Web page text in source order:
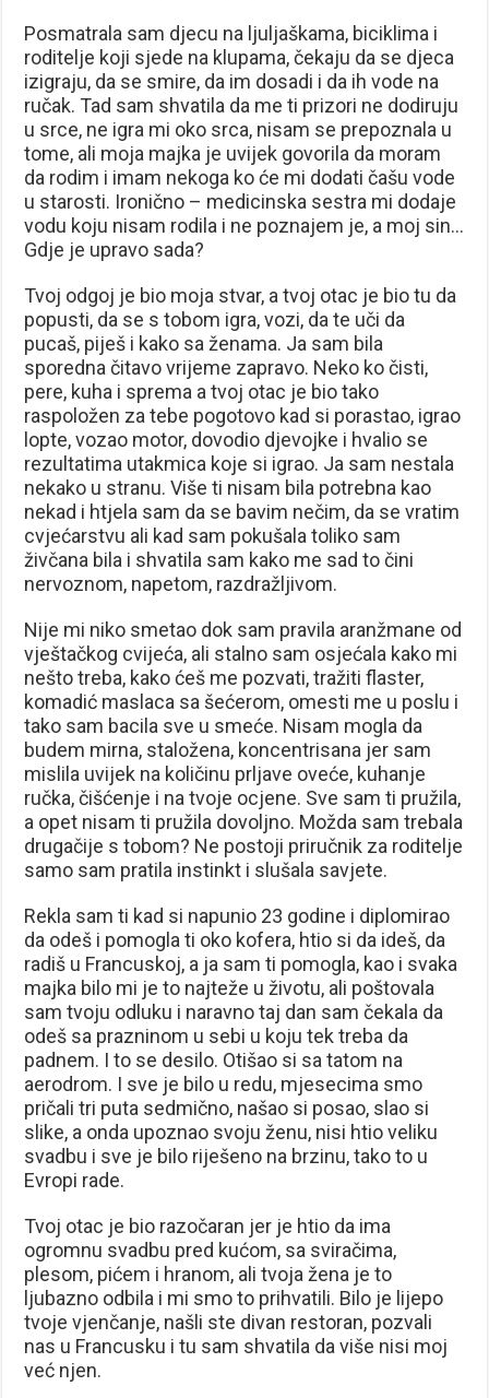
Posmatrala sam djecu na ljuljaškama, biciklima i
roditelje koji sjede na klupama, čekaju da se djeca
izigraju, da se smire, da im dosadi i da ih vode na
ručak. Tad sam shvatila da me ti prizori ne dodiruju
u srce, ne igra mi oko srca, nisam se prepoznala u
tome, ali moja majka je uvijek govorila da moram
da rodim i imam nekoga ko će mi dodati čašu vode
u starosti. Ironično – medicinska sestra mi dodaje
vodu koju nisam rodila i ne poznajem je, a moj sin…
Gdje je upravo sada?
Tvoj odgoj je bio moja stvar, a tvoj otac je bio tu da
popusti, da se s tobom igra, vozi, da te uči da
pucaš, piješ i kako sa ženama. Ja sam bila
sporedna čitavo vrijeme zapravo. Neko ko čisti,
pere, kuha i sprema a tvoj otac je bio tako
raspoložen za tebe pogotovo kad si porastao, igrao
lopte, vozao motor, dovodio djevojke i hvalio se
rezultatima utakmica koje si igrao. Ja sam nestala
nekako u stranu. Više ti nisam bila potrebna kao
nekad i htjela sam da se bavim nečim, da se vratim
cvjećarstvu ali kad sam pokušala toliko sam
živčana bila i shvatila sam kako me sad to čini
nervoznom, napetom, razdražljivom.
Nije mi niko smetao dok sam pravila aranžmane od
vještačkog cvijeća, ali stalno sam osjećala kako mi
nešto treba, kako ćeš me pozvati, tražiti flaster,
komadić maslaca sa šećerom, omesti me u poslu i
tako sam bacila sve u smeće. Nisam mogla da
budem mirna, staložena, koncentrisana jer sam
mislila uvijek na količinu prljave oveće, kuhanje
ručka, čišćenje i na tvoje ocjene. Sve sam ti pružila,
a opet nisam ti pružila dovoljno. Možda sam trebala
drugačije s tobom? Ne postoji priručnik za roditelje
samo sam pratila instinkt i slušala savjete.
Rekla sam ti kad si napunio 23 godine i diplomirao
da odeš i pomogla ti oko kofera, htio si da ideš, da
radiš u Francuskoj, a ja sam ti pomogla, kao i svaka
majka bilo mi je to najteže u životu, ali poštovala
sam tvoju odluku i naravno taj dan sam čekala da
odeš sa prazninom u sebi u koju tek treba da
padnem. I to se desilo. Otišao si sa tatom na
aerodrom. I sve je bilo u redu, mjesecima smo
pričali tri puta sedmično, našao si posao, slao si
slike, a onda upoznao svoju ženu, nisi htio veliku
svadbu i sve je bilo riješeno na brzinu, tako to u
Evropi rade.
Tvoj otac je bio razočaran jer je htio da ima
ogromnu svadbu pred kućom, sa sviračima,
plesom, pićem i hranom, ali tvoja žena je to
ljubazno odbila i mi smo to prihvatili. Bilo je lijepo
tvoje vjenčanje, našli ste divan restoran, pozvali
nas u Francusku i tu sam shvatila da više nisi moj
već njen.